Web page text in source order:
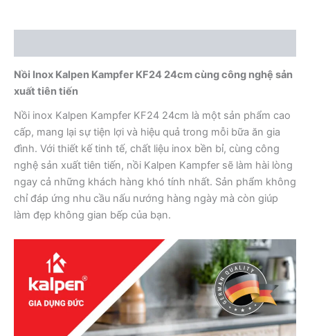
Nồi Inox Kalpen Kampfer KF24 24cm cùng công nghệ sản
xuất tiên tiến
Nồi inox Kalpen Kampfer KF24 24cm là một sản phẩm cao
cấp, mang lại sự tiện lợi và hiệu quả trong mỗi bữa ăn gia
đình. Với thiết kế tinh tế, chất liệu inox bền bỉ, cùng công
nghệ sản xuất tiên tiến, nồi Kalpen Kampfer sẽ làm hài lòng
ngay cả những khách hàng khó tính nhất. Sản phẩm không
chỉ đáp ứng nhu cầu nấu nướng hàng ngày mà còn giúp
làm đẹp không gian bếp của bạn.